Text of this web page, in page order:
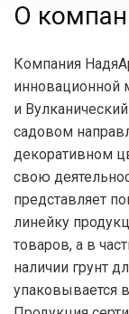
О
Компания
инновационной
и
садовом
декоративном
свою
представляет
линейку
товаров, а в
наличии грунт
упаковывается